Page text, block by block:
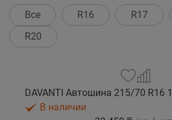
Все R16 R17
R20
В наличии